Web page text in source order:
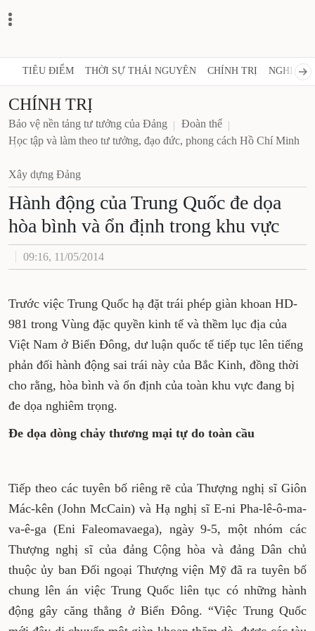
TIÊU ĐIỂM THỜI SỰ THÁI NGUYÊN CHÍNH TRỊ NGHỊ
CHÍNH TRỊ
Bảo vệ nền tảng tư tưởng của Đảng
Đoàn thể
Học tập và làm theo tư tưởng, đạo đức, phong cách Hồ Chí Minh
Xây dựng Đảng
Hành động của Trung Quốc đe dọa
hòa bình và ổn định trong khu vực
09:16, 11/05/2014
Trước việc Trung Quốc hạ đặt trái phép giàn khoan HD-
981 trong Vùng đặc quyền kinh tế và thềm lục địa của
Việt Nam ở Biển Đông, dư luận quốc tế tiếp tục lên tiếng
phản đối hành động sai trái này của Bắc Kinh, đồng thời
cho rằng, hòa bình và ổn định của toàn khu vực đang bị
đe dọa nghiêm trọng.
Đe dọa dòng chảy thương mại tự do toàn cầu
Tiếp theo các tuyên bố riêng rẽ của Thượng nghị sĩ Giôn
Mác-kên (John McCain) và Hạ nghị sĩ E-ni Pha-lê-ô-ma-
va-ê-ga (Eni Faleomavaega), ngày 9-5, một nhóm các
Thượng nghị sĩ của đảng Cộng hòa và đảng Dân chủ
thuộc ủy ban Đối ngoại Thượng viện Mỹ đã ra tuyên bố
chung lên án việc Trung Quốc liên tục có những hành
động gây căng thẳng ở Biển Đông. “Việc Trung Quốc